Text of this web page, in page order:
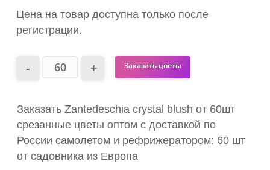
Цена на товар доступна только после
регистрации.
Заказать цветы
Заказать Zantedeschia crystal blush от 60шт
срезанные цветы оптом с доставкой по
России самолетом и рефрижератором: 60 шт
от садовника из Европа